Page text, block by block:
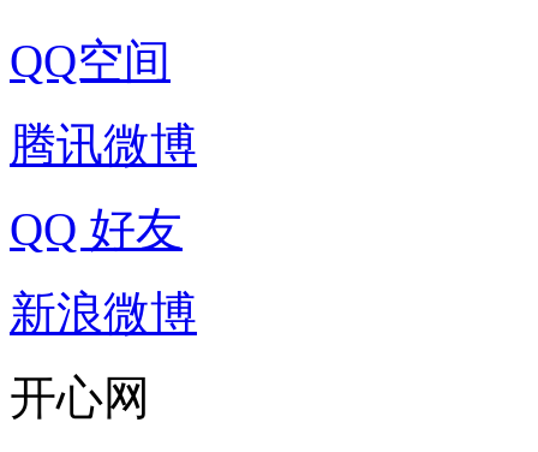
QQ空间
腾讯微博
QQ 好友
新浪微博
开心网